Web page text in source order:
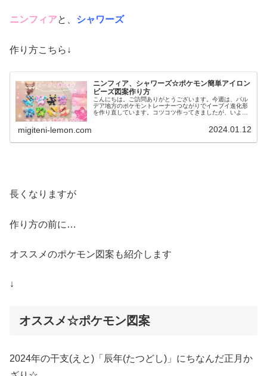
ニンフィアと、 シャワーズ
作り方こちら↓
ニンフィア、シャワーズ☆ポケモン簡単アイロン
ビーズ図案作り方
こんにちは。ご訪問ありがとうございます。今週は、パル
デア地方のポケモントレーナーつながりでイーブイ進化形
を作り直しています。コツコツ作ってきましたが、いよい
migiteni-lemon.com 2024.01.12
長くなりますが
作り方の前に…
オススメのポケモン図案も紹介します
↓
オススメ☆ポケモン図案
2024年の干支(えと)「辰年(たつどし)」にちなんだ正月か